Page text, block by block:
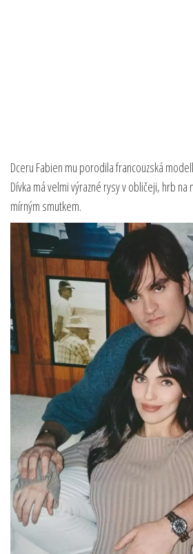
Dceru Fabien mu porodila francouzská
Dívka má velmi výrazné rysy v obličeji, hrb
mírným smutkem.